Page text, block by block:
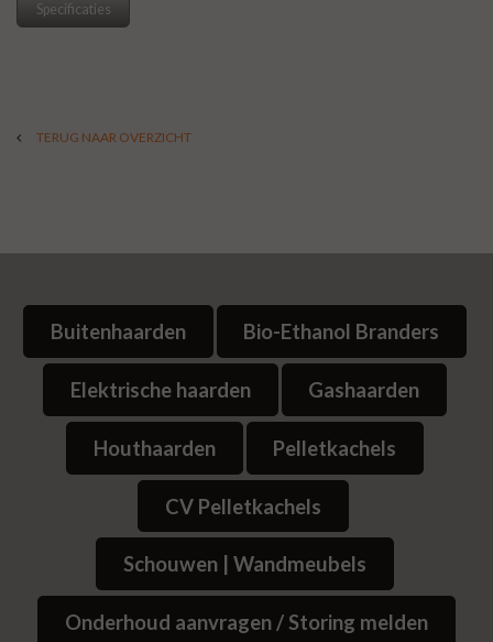
Specificaties
TERUG NAAR OVERZICHT
Buitenhaarden Bio-Ethanol Branders
Elektrische haarden Gashaarden
Houthaarden Pelletkachels
CV Pelletkachels
Schouwen | Wandmeubels
Onderhoud aanvragen / Storing melden